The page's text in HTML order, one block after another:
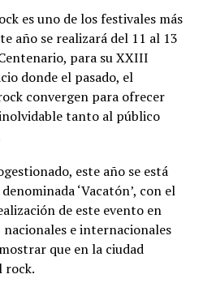
es uno de los festivales más
año se realizará del 11 al 13
para su XXIII
donde el pasado, el
convergen para ofrecer
tanto al público
este año se está
‘Vacatón’, con el
de este evento en
nacionales e internacionales
que en la ciudad
rock.